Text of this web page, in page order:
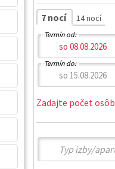
7 nocí 14 nocí
Termín od:
Termín do:
Zadajte počet osôb